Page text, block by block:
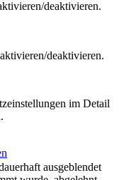
deaktivieren.
deaktivieren.
im Detail
ausgeblendet